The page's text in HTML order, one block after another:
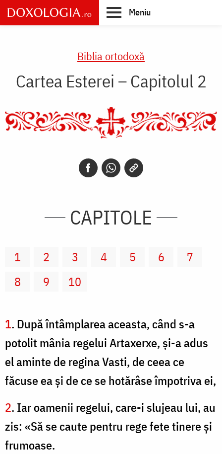
Skip
to
main
Meniu
Biblia ortodoxă
Cartea Esterei – Capitolul 2
CAPITOLE
1 2 3 4 5 6
7
8
9 10
1. După întâmplarea aceasta, când s-a
potolit mânia regelui Artaxerxe, şi-a adus
el aminte de regina Vasti, de ceea ce
făcuse ea şi de ce se hotărâse împotriva ei,
2. Iar oamenii regelui, care-i slujeau lui, au
zis: «Să se caute pentru rege fete tinere şi
frumoase.